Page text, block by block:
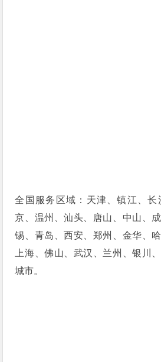
全国服务区域：天津、镇江、
京、温州、汕头、唐山、中山、
锡、青岛、西安、郑州、金华、
上海、佛山、武汉、兰州、银川
城市。